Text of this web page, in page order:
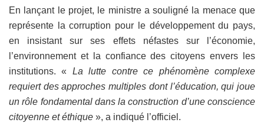
En lançant le projet, le ministre a souligné la menace que
représente la corruption pour le développement du pays,
en insistant sur ses effets néfastes sur l’économie,
l’environnement et la confiance des citoyens envers les
institutions. « La lutte contre ce phénomène complexe
requiert des approches multiples dont l’éducation, qui joue
un rôle fondamental dans la construction d’une conscience
citoyenne et éthique », a indiqué l’officiel.